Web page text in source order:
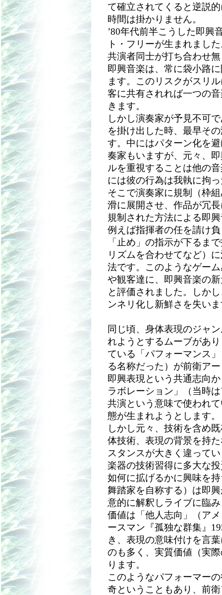
て確立されてくると逆説
時間は掛かりません。
’80年代前半こうした即興
ト・フリーが生まれまし
共演者同士が打ち合わせ
即興音楽は、常に袋小路
ます。このリスクがスリ
客に共有されれば一つの
きます。
しかし演奏家が予見不可
を掛け出した時、最早そ
す。中にはパターン化を
奏家もいますが、元々、
ルを重視することは他の
には彼の行為は我執に拘
そこで演奏家に規制（枠
滑に展開させ、作品が冗
規制された方法による即
例えば指揮者の任を請け
「止め」の指示が下るま
リズムを合わせてなど）
法です。このようなゲー
や観客達に、即興音楽の
と評価されました。しか
ンネリ化し新鮮さを失い
同じ頃、身体表現のジャ
れようとするムーブがあ
ている「パフォーマンス
る名称だった）が前衛ア
即興表現という共通志向
ラボレーション」（当時
共演という意味で使われ
態が生まれようとします。
しかし元々、技術を含め
体技術、表現の背景を持
スタンスが大きく違って
楽器の技術習得に多大な
如何に拡げるかに興味を
舞踏家を自称する）は即
意的に解釈しライブに臨
価値は「他人志向」（ア
ースマン『孤独な群集』
き、表現の意味付けを言
のも多く、実質価値（実
ります。
このようなパフォーマー
奇ということもあり、前